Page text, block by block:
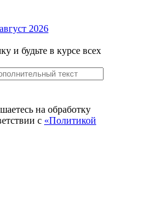
2026
и будьте в курсе всех
на обработку
с «Политикой